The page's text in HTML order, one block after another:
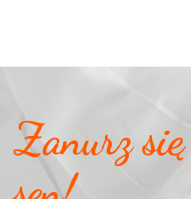
Zanurz